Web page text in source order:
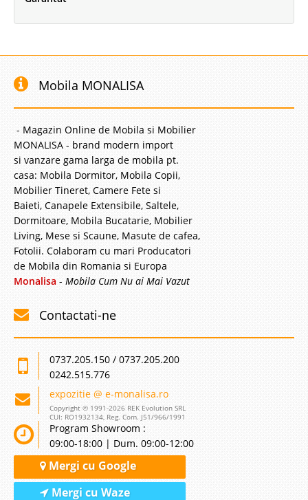
Mobila MONALISA
- Magazin Online de Mobila si Mobilier
MONALISA - brand modern import
si vanzare gama larga de mobila pt.
casa: Mobila Dormitor, Mobila Copii,
Mobilier Tineret, Camere Fete si
Baieti, Canapele Extensibile, Saltele,
Dormitoare, Mobila Bucatarie, Mobilier
Living, Mese si Scaune, Masute de cafea,
Fotolii. Colaboram cu mari Producatori
de Mobila din Romania si Europa
Monalisa - Mobila Cum Nu ai Mai Vazut
Contactati-ne
0737.205.150 / 0737.205.200
0242.515.776
expozitie @ e-monalisa.ro
Copyright © 1991-2026 REK Evolution SRL
CUI: RO1932134, Reg. Com. J51/966/1991
Program Showroom :
09:00-18:00 | Dum. 09:00-12:00
Mergi cu Google
Mergi cu Waze